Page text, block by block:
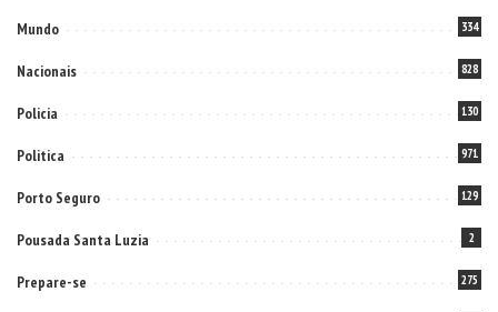
Mundo 334
Nacionais 828
Policia 130
Politica 971
Porto Seguro 129
Pousada Santa Luzia 2
Prepare-se 275